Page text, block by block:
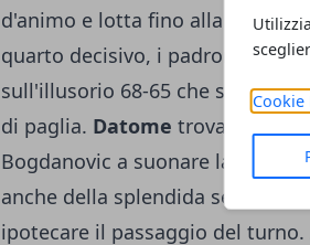
Cookie
d'animo e lotta fino alla fine. Il
quarto decisivo, i padroni di
sull'illusorio 68-65 che sembra
di paglia. Datome trova gli unici
Bogdanovic a suonare la
anche della splendida serata di
ipotecare il passaggio del